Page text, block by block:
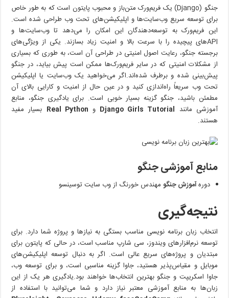
جنگو (Django) یک فریم‌ورک متن‌باز و محبوب پایتون است که به طور خاص
برای توسعه سریع وب‌سایت‌ها و اپلیکیشن‌های تحت وب طراحی شده است.
این فریم‌ورک به توسعه‌دهندگان این امکان را می‌دهد تا وب‌سایت‌ها و
API‌های پیچیده را با سرعت بالا و امنیت زیاد بسازند. یکی از ویژگی‌های
برجسته جنگو، رعایت اصول امنیتی در طراحی آن است، به طوری که بسیاری
از مشکلات امنیتی که در سایر فریم‌ورک‌ها ممکن است پیش بیاید، در جنگو
پیش‌بینی شده و برطرف شده‌اند.اگر می‌خواهید یک وب‌سایت یا اپلیکیشن
تحت وب سریعاً راه‌اندازی کنید و در عین حال از امنیت و کارایی بالای آن
مطمئن باشید، جنگو گزینه بسیار خوبی است. برای یادگیری جنگو، منابع
آموزشی مانند Django Girls Tutorial و Real Python بسیار مفید
هستند.
منابع آموزشی جنگو
دورهآموزش جنگو مهندس خورنگ از وب سایت توسینسو
نتیجه‌گیری
انتخاب زبان برنامه نویسی مناسب بستگی به نیازها و پروژه شما دارد. برای
توسعه نرم‌افزارهای ویندوز، سی شارپ مناسب است، در حالی که پایتون برای
مبتدیان و پروژه‌های سریع عالی است. اگر به دنبال توسعه اپلیکیشن‌های
موبایل و مقیاس‌پذیر هستید، جاوا گزینه مناسبی است، و برای توسعه وب،
جاوا اسکریپت و جنگو بهترین انتخاب‌ها خواهند بود.یادگیری هر یک از این
زبان‌ها به منابع آموزشی معتبر نیاز دارد و شما می‌توانید با استفاده از